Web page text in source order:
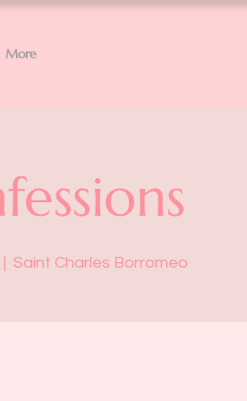
More
Saint Charles Borromeo